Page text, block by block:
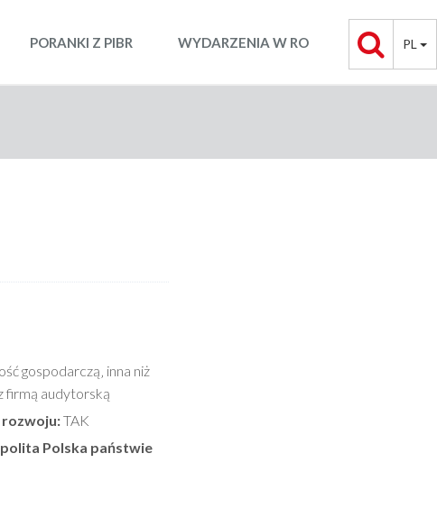
PL
PORANKI Z PIBR WYDARZENIA W RO
gospodarczą‚ inna niż
firmą audytorską
TAK
Polska państwie